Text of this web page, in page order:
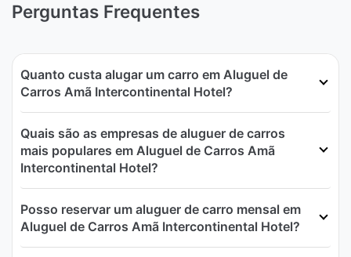
Perguntas Frequentes
Quanto custa alugar um carro em Aluguel de
Carros Amã Intercontinental Hotel?
Quais são as empresas de aluguer de carros
mais populares em Aluguel de Carros Amã
Intercontinental Hotel?
Posso reservar um aluguer de carro mensal em
Aluguel de Carros Amã Intercontinental Hotel?